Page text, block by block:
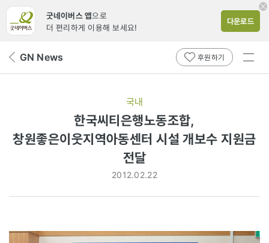
굿네이버스 앱으로
더 편리하게 이용해 보세요!
다운로드
뒤 GN News 후원하기
전체
국내
한국씨티은행노동조합,
창원좋은이웃지역아동센터 시설 개보수 지원금
전달
2012.02.22